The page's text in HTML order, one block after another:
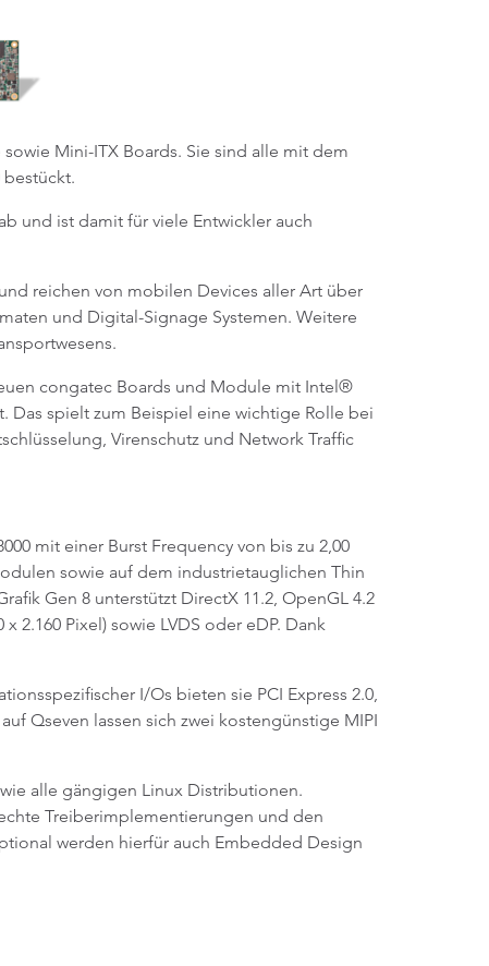
Mini-ITX Boards. Sie sind alle mit dem
und ist damit für viele Entwickler auch
reichen von mobilen Devices aller Art über
und Digital-Signage Systemen. Weitere
congatec Boards und Module mit Intel®
spielt zum Beispiel eine wichtige Rolle bei
Virenschutz und Network Traffic
mit einer Burst Frequency von bis zu 2,00
sowie auf dem industrietauglichen Thin
Gen 8 unterstützt DirectX 11.2, OpenGL 4.2
2.160 Pixel) sowie LVDS oder eDP. Dank
I/Os bieten sie PCI Express 2.0,
Qseven lassen sich zwei kostengünstige MIPI
alle gängigen Linux Distributionen.
Treiberimplementierungen und den
werden hierfür auch Embedded Design